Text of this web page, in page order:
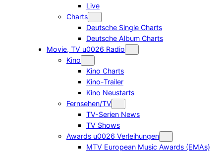
Live
Charts
Deutsche Single Charts
Deutsche Album Charts
Movie, TV u0026 Radio
Kino
Kino Charts
Kino-Trailer
Kino Neustarts
Fernsehen/TV
TV-Serien News
TV Shows
Awards u0026 Verleihungen
MTV European Music Awards (EMAs)